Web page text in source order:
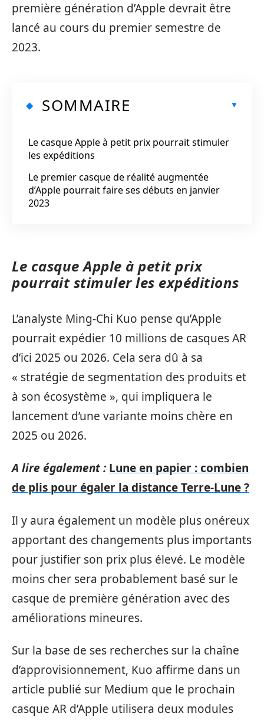
première génération d’Apple devrait être
lancé au cours du premier semestre de
2023.
SOMMAIRE
Le casque Apple à petit prix pourrait stimuler
les expéditions
Le premier casque de réalité augmentée
d’Apple pourrait faire ses débuts en janvier
2023
Le casque Apple à petit prix
pourrait stimuler les expéditions
L’analyste Ming-Chi Kuo pense qu’Apple
pourrait expédier 10 millions de casques AR
d’ici 2025 ou 2026. Cela sera dû à sa
« stratégie de segmentation des produits et
à son écosystème », qui impliquera le
lancement d’une variante moins chère en
2025 ou 2026.
A lire également : Lune en papier : combien
de plis pour égaler la distance Terre-Lune ?
Il y aura également un modèle plus onéreux
apportant des changements plus importants
pour justifier son prix plus élevé. Le modèle
moins cher sera probablement basé sur le
casque de première génération avec des
améliorations mineures.
Sur la base de ses recherches sur la chaîne
d’approvisionnement, Kuo affirme dans un
article publié sur Medium que le prochain
casque AR d’Apple utilisera deux modules